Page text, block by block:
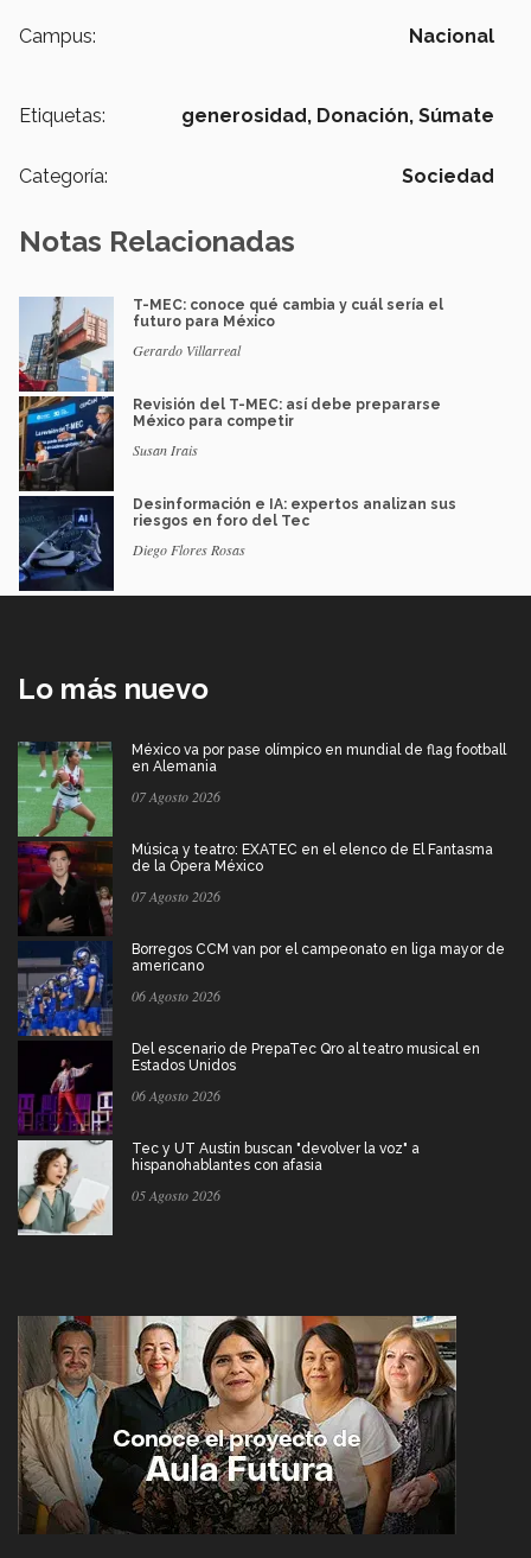
Campus: Nacional
Etiquetas: generosidad, Donación, Súmate
Categoría: Sociedad
Notas Relacionadas
T-MEC: conoce qué cambia y cuál sería el
futuro para México
Gerardo Villarreal
Revisión del T-MEC: así debe prepararse
México para competir
Susan Irais
Desinformación e IA: expertos analizan sus
riesgos en foro del Tec
Diego Flores Rosas
Lo más nuevo
México va por pase olímpico en mundial de flag football
en Alemania
07 Agosto 2026
Música y teatro: EXATEC en el elenco de El Fantasma
de la Ópera México
07 Agosto 2026
Borregos CCM van por el campeonato en liga mayor de
americano
06 Agosto 2026
Del escenario de PrepaTec Qro al teatro musical en
Estados Unidos
06 Agosto 2026
Tec y UT Austin buscan "devolver la voz" a
hispanohablantes con afasia
05 Agosto 2026